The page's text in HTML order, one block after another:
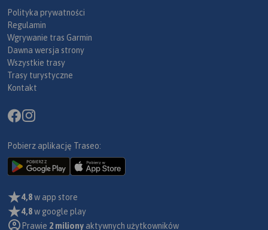
Polityka prywatności
Regulamin
Wgrywanie tras Garmin
Dawna wersja strony
Wszystkie trasy
Trasy turystyczne
Kontakt
Pobierz aplikację Traseo:
4,8w app store
4,8w google play
Prawie 2 miliony aktywnych użytkowników